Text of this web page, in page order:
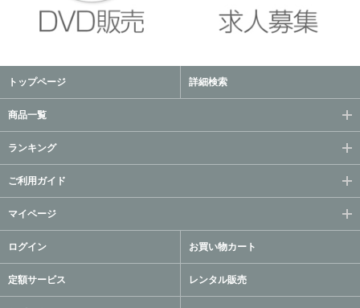
トップページ 詳細検索
商品一覧
ランキング
ご利用ガイド
マイページ
ログイン お買い物カート
定額サービス レンタル販売